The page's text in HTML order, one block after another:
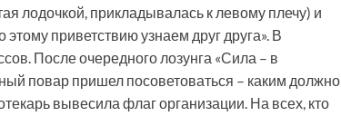
лодочкой, прикладывалась к левому плечу) и
приветствию узнаем друг друга». В
После очередного лозунга «Сила – в
повар пришел посоветоваться – каким должно
вывесила флаг организации. На всех, кто